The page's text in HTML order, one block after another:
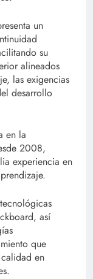
un
su
alineados
las exigencias
desarrollo
en la
2008,
experiencia en
así
que
en